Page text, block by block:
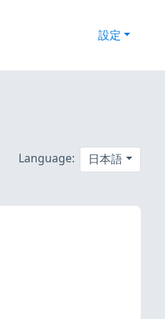
設定
Language: 日本語